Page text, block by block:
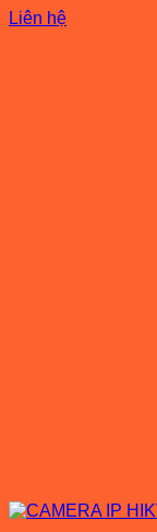
Liên hệ